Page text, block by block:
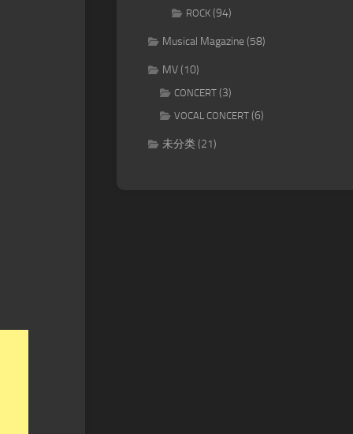
ROCK (94)
Musical Magazine(58)
MV(10)
CONCERT (3)
VOCAL CONCERT (6)
未分类(21)